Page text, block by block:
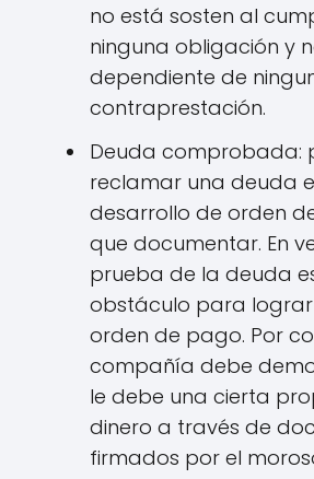
no está sosten al
ninguna obligación y
dependiente de
contraprestación.
Deuda comprobada:
reclamar una deuda
desarrollo de orden
que documentar. En
prueba de la deuda
obstáculo para lograr
orden de pago. Por
compañía debe
le debe una cierta
dinero a través de
firmados por el